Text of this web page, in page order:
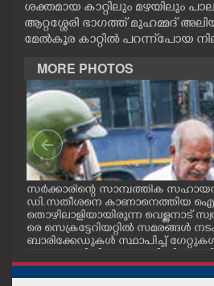
OPINION
PHOTOS
LIFESTYLE
SPIRITUAL
INFO+
ART
ശക്തമായ കാറ്റിലും മഴയിലും
ആറ്റശ്ശേരി ഭാഗത്ത് മുഹമ്മദ്
മേൽകൂര കാറ്റിൽ പറന്ന്പോയ
MORE PHOTOS
സർക്കാരിന്റെ സാമ്പത്തിക
ഡി.സതീശനെ കാണാനെത്തിയ
തൊഴിലാളിയായിരുന്ന വെള്ളനാട്
രെ സെക്രട്ടേറിയറ്റിൽ സമരങ്ങൾ
ബാരിക്കേഡുകൾ സ്ഥാപിച്ച്
പൊലീസ് ഉദ്യോഗസ്ഥർ.
ത്തെ തുടർന്ന് കാഴ്ച്ചശക്തി